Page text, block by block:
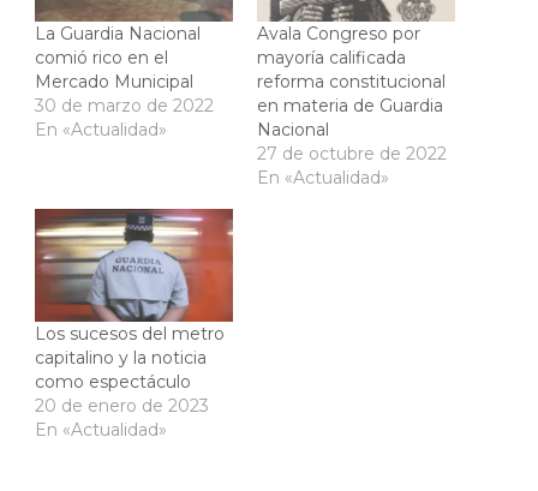
La Guardia Nacional
comió rico en el
Mercado Municipal
30 de marzo de 2022
En «Actualidad»
Avala Congreso por
mayoría calificada
reforma constitucional
en materia de Guardia
Nacional
27 de octubre de 2022
En «Actualidad»
Los sucesos del metro
capitalino y la noticia
como espectáculo
20 de enero de 2023
En «Actualidad»